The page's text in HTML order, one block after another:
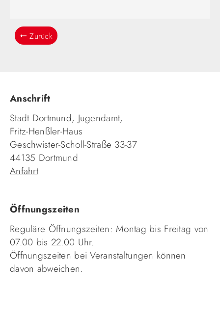
Zurück
Anschrift
Stadt Dortmund, Jugendamt,
Fritz-Henßler-Haus
Geschwister-Scholl-Straße 33-37
44135 Dortmund
Anfahrt
Öffnungszeiten
Reguläre Öffnungszeiten: Montag bis Freitag von
07.00 bis 22.00 Uhr.
Öffnungszeiten bei Veranstaltungen können
davon abweichen.